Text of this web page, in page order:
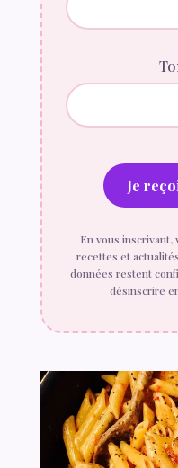
En vous inscrivant,
recettes et
données restent
désinscrire